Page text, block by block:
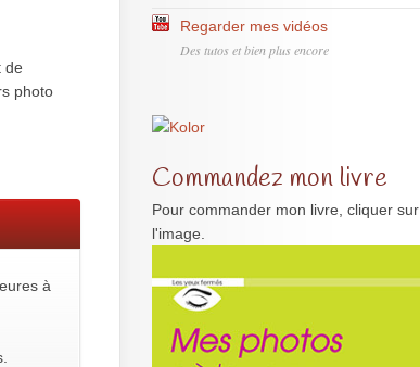
de
photo
à
Regarder mes vidéos
Des tutos et bien plus encore
Commandez mon livre
Pour commander mon livre, cliquer sur
l'image.